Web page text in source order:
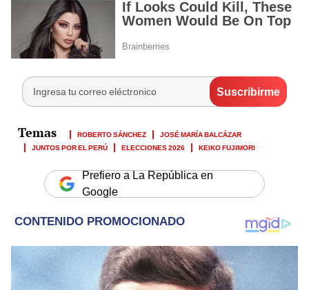
ROBERTO SÁNCHEZ
JOSÉ MARÍA BALCÁZAR
JUNTOS POR EL PERÚ
ELECCIONES 2026 KEIKO FUJIMORI
Prefiero a La República en
Google